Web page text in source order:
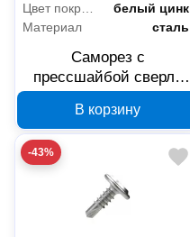
Цвет покрытия
белый цинк
Материал
сталь
Саморез с
прессшайбой сверло
ГОСТ 4,2x32 100 шт
PR17.00343
В корзину
-43%